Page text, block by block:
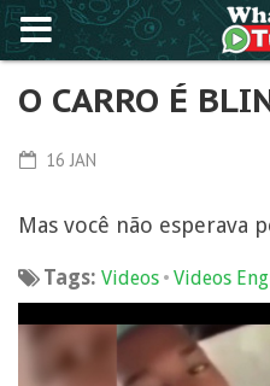
O CARRO É
16 JAN
Mas você não esperava
Tags: Videos • Videos